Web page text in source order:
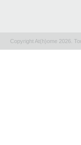
Copyright At(h)ome 2026.